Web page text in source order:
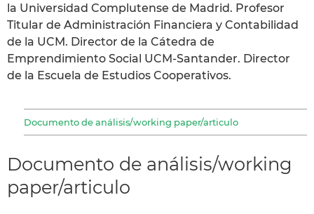
la Universidad Complutense de Madrid. Profesor
Titular de Administración Financiera y Contabilidad
de la UCM. Director de la Cátedra de
Emprendimiento Social UCM-Santander. Director
de la Escuela de Estudios Cooperativos.
Documento de análisis/working paper/articulo
Documento de análisis/working
paper/articulo